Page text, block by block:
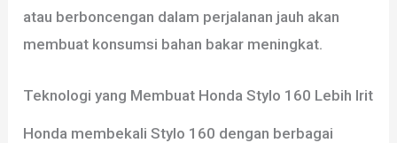
atau berboncengan dalam perjalanan jauh akan
membuat konsumsi bahan bakar meningkat.
Teknologi yang Membuat Honda Stylo 160 Lebih Irit
Honda membekali Stylo 160 dengan berbagai